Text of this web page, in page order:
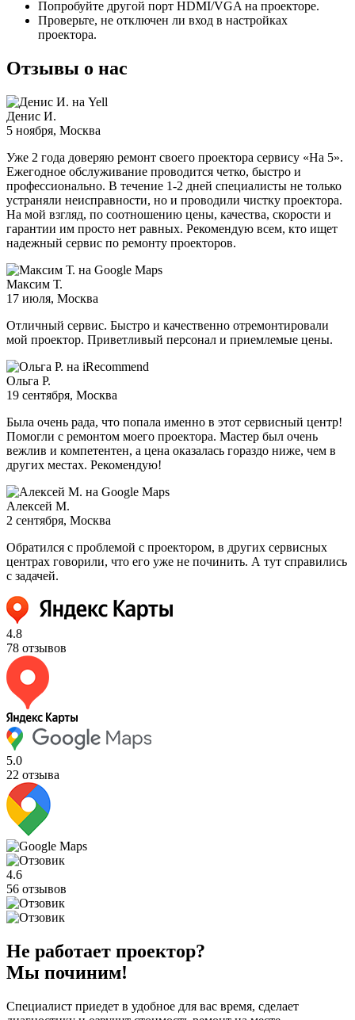
Попробуйте другой порт HDMI/VGA на проекторе.
Проверьте, не отключен ли вход в настройках
проектора.
Отзывы о нас
Денис И.
5 ноября, Москва
Уже 2 года доверяю ремонт своего проектора сервису «На 5».
Ежегодное обслуживание проводится четко, быстро и
профессионально. В течение 1-2 дней специалисты не только
устраняли неисправности, но и проводили чистку проектора.
На мой взгляд, по соотношению цены, качества, скорости и
гарантии им просто нет равных. Рекомендую всем, кто ищет
надежный сервис по ремонту проекторов.
Максим Т.
17 июля, Москва
Отличный сервис. Быстро и качественно отремонтировали
мой проектор. Приветливый персонал и приемлемые цены.
Ольга Р.
19 сентября, Москва
Была очень рада, что попала именно в этот сервисный центр!
Помогли с ремонтом моего проектора. Мастер был очень
вежлив и компетентен, а цена оказалась гораздо ниже, чем в
других местах. Рекомендую!
Алексей М.
2 сентября, Москва
Обратился с проблемой с проектором, в других сервисных
центрах говорили, что его уже не починить. А тут справились
с задачей.
4.8
78 отзывов
5.0
22 отзыва
4.6
56 отзывов
Не работает проектор?
Мы починим!
Специалист приедет в удобное для вас время, сделает